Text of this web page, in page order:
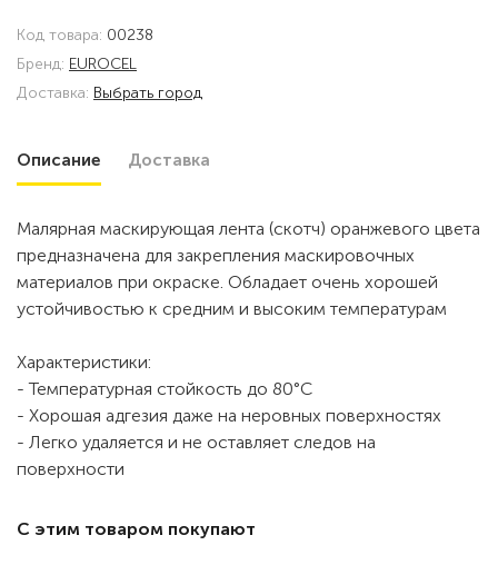
Код товара: 00238
Бренд: EUROCEL
Доставка: Выбрать город
Описание Доставка
Малярная маскирующая лента (скотч) оранжевого цвета
предназначена для закрепления маскировочных
материалов при окраске. Обладает очень хорошей
устойчивостью к средним и высоким температурам
Характеристики:
- Температурная стойкость до 80°С
- Хорошая адгезия даже на неровных поверхностях
- Легко удаляется и не оставляет следов на
поверхности
С этим товаром покупают